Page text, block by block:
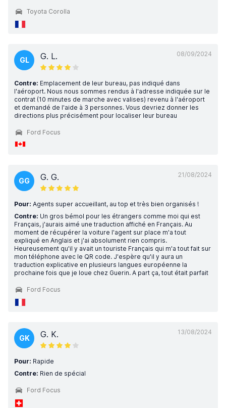
Toyota Corolla
08/09/2024
GL G. L.
Contre: Emplacement de leur bureau, pas indiqué dans
l'aéroport. Nous nous sommes rendus à l'adresse indiquée sur le
contrat (10 minutes de marche avec valises) revenu à l'aéroport
et demandé de l'aide à 3 personnes. Vous devriez donner les
directions plus précisément pour localiser leur bureau
Ford Focus
21/08/2024
GG G. G.
Pour: Agents super accueillant, au top et très bien organisés !
Contre: Un gros bémol pour les étrangers comme moi qui est
Français, j'aurais aimé une traduction affiché en Français. Au
moment de récupérer la voiture l'agent sur place m'a tout
expliqué en Anglais et j'ai absolument rien compris.
Heureusement qu'il y avait un touriste Français qui m'a tout fait sur
mon téléphone avec le QR code. J'espère qu'il y aura un
traduction explicative en plusieurs langues européenne la
prochaine fois que je loue chez Guerin. A part ça, tout était parfait
Ford Focus
13/08/2024
GK G. K.
Pour: Rapide
Contre: Rien de spécial
Ford Focus